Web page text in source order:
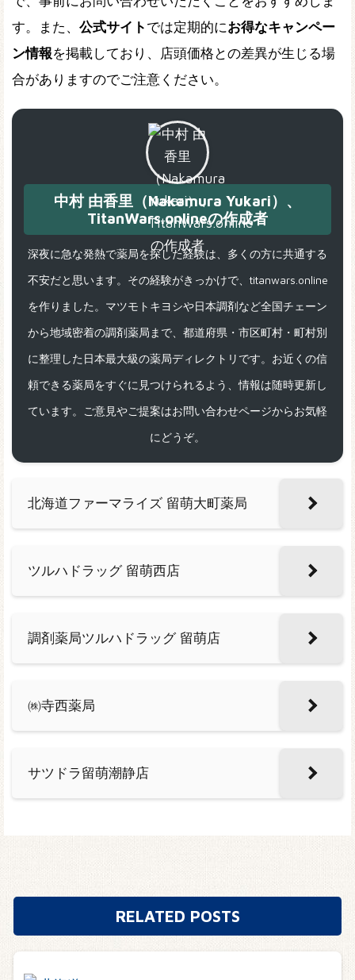
す。また、 公式サイト では定期的にお得なキャンペー
ン情報を掲載しており、店頭価格との差異が生じる場
合がありますのでご注意ください。
中村 由香里（Nakamura Yukari）、
TitanWars.onlineの作成者
深夜に急な発熱で薬局を探した経験は、多くの方に共通する
不安だと思います。その経験がきっかけで、titanwars.online
を作りました。マツモトキヨシや日本調剤など全国チェーン
から地域密着の調剤薬局まで、都道府県・市区町村・町村別
に整理した日本最大級の薬局ディレクトリです。お近くの信
頼できる薬局をすぐに見つけられるよう、情報は随時更新し
ています。ご意見やご提案はお問い合わせページからお気軽
にどうぞ。
北海道ファーマライズ 留萌大町薬局
ツルハドラッグ 留萌西店
調剤薬局ツルハドラッグ 留萌店
㈱寺西薬局
サツドラ留萌潮静店
RELATED POSTS